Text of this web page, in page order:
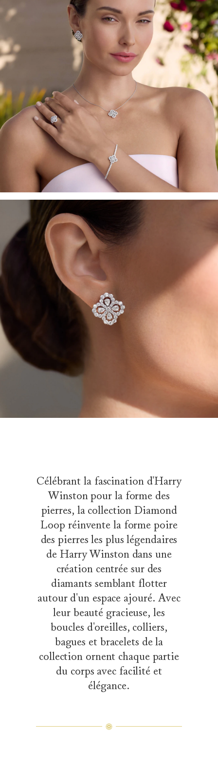
pierres peuvent varier légèrement
d'une pièce à l'autre. Pour obtenir
de plus amples renseignements,
veuillez contacter le service
clientèle
Célébrant la fascination d'Harry
Winston pour la forme des
pierres, la collection Diamond
Loop réinvente la forme poire
des pierres les plus légendaires
de Harry Winston dans une
création centrée sur des
diamants semblant flotter
autour d'un espace ajouré. Avec
leur beauté gracieuse, les
boucles d'oreilles, colliers,
bagues et bracelets de la
collection ornent chaque partie
du corps avec facilité et
élégance.